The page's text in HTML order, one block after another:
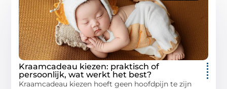
Kraamcadeau kiezen: praktisch of
persoonlijk, wat werkt het best?
Kraamcadeau kiezen hoeft geen hoofdpijn te zijn